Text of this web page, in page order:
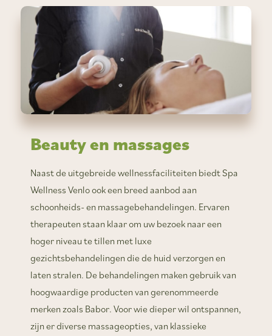
Beauty en massages
Naast de uitgebreide wellnessfaciliteiten biedt Spa
Wellness Venlo ook een breed aanbod aan
schoonheids- en massagebehandelingen. Ervaren
therapeuten staan klaar om uw bezoek naar een
hoger niveau te tillen met luxe
gezichtsbehandelingen die de huid verzorgen en
laten stralen. De behandelingen maken gebruik van
hoogwaardige producten van gerenommeerde
merken zoals Babor. Voor wie dieper wil ontspannen,
zijn er diverse massageopties, van klassieke